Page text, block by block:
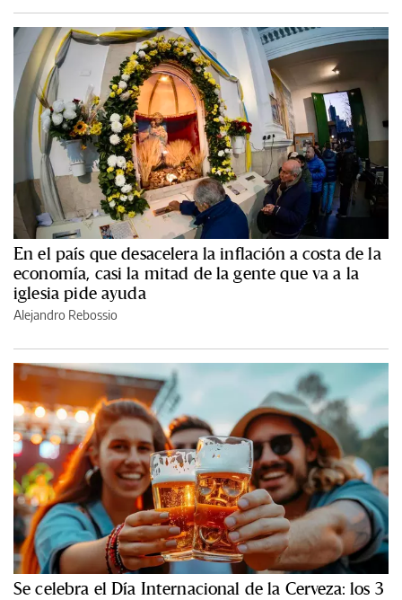
En el país que desacelera la inflación a costa de la
economía, casi la mitad de la gente que va a la
iglesia pide ayuda
Alejandro Rebossio
Se celebra el Día Internacional de la Cerveza: los 3